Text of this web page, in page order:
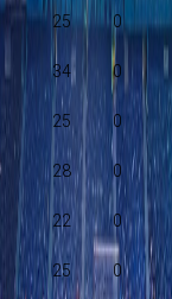
25 0
34 0
25 0
28 0
22 0
25 0